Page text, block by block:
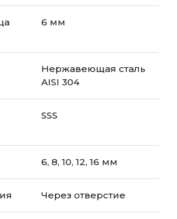
6 мм
Нержавеющая сталь
AISI 304
SSS
6, 8, 10, 12, 16 мм
Через отверстие